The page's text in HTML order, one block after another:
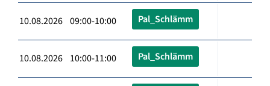
10.08.2026 09:00-10:00 Pal_Schlämm
10.08.2026 10:00-11:00 Pal_Schlämm